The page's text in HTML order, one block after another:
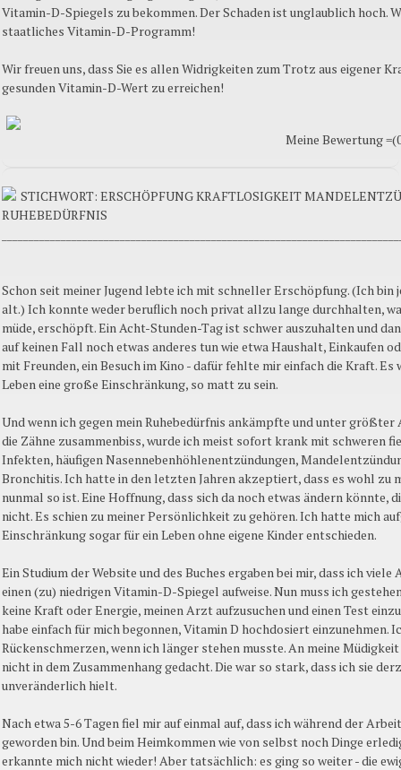
Vitamin-D-Spiegels zu bekommen. Der Schaden ist unglaublich hoch.
staatliches Vitamin-D-Programm!
Wir freuen uns, dass Sie es allen Widrigkeiten zum Trotz aus eigener
gesunden Vitamin-D-Wert zu erreichen!
Meine Bewertung
STICHWORT: ERSCHÖPFUNG KRAFTLOSIGKEIT
RUHEBEDÜRFNIS
Schon seit meiner Jugend lebte ich mit schneller Erschöpfung. (Ich bin
alt.) Ich konnte weder beruflich noch privat allzu lange durchhalten,
müde, erschöpft. Ein Acht-Stunden-Tag ist schwer auszuhalten und
auf keinen Fall noch etwas anderes tun wie etwa Haushalt, Einkaufen
mit Freunden, ein Besuch im Kino - dafür fehlte mir einfach die Kraft. Es
Leben eine große Einschränkung, so matt zu sein.
Und wenn ich gegen mein Ruhebedürfnis ankämpfte und unter größter
die Zähne zusammenbiss, wurde ich meist sofort krank mit schweren
Infekten, häufigen Nasennebenhöhlenentzündungen,
Bronchitis. Ich hatte in den letzten Jahren akzeptiert, dass es wohl zu
nunmal so ist. Eine Hoffnung, dass sich da noch etwas ändern könnte,
nicht. Es schien zu meiner Persönlichkeit zu gehören. Ich hatte mich
Einschränkung sogar für ein Leben ohne eigene Kinder entschieden.
Ein Studium der Website und des Buches ergaben bei mir, dass ich viele
einen (zu) niedrigen Vitamin-D-Spiegel aufweise. Nun muss ich
keine Kraft oder Energie, meinen Arzt aufzusuchen und einen Test
habe einfach für mich begonnen, Vitamin D hochdosiert einzunehmen.
Rückenschmerzen, wenn ich länger stehen musste. An meine
nicht in dem Zusammenhang gedacht. Die war so stark, dass ich sie
unveränderlich hielt.
Nach etwa 5-6 Tagen fiel mir auf einmal auf, dass ich während der
geworden bin. Und beim Heimkommen wie von selbst noch Dinge
erkannte mich nicht wieder! Aber tatsächlich: es ging so weiter - die